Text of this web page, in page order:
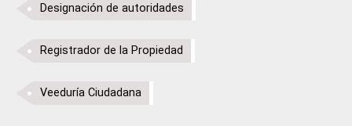
Designación de autoridades
Registrador de la Propiedad
Veeduría Ciudadana